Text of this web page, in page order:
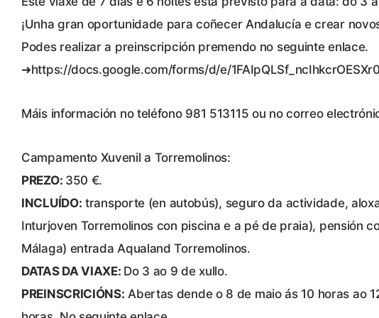
¡Unha gran oportunidade para coñecer Andalucía e crear
Podes realizar a preinscripción premendo no seguinte enlace.
➜https://docs.google.com/forms/d/e/
Máis información no teléfono 981 513115 ou no correo
Campamento Xuvenil a Torremolinos:
PREZO: 350 €.
INCLUÍDO: transporte (en autobús), seguro da actividade,
Inturjoven Torremolinos con piscina e a pé de praia), pensión
Málaga) entrada Aqualand Torremolinos.
DATAS DA VIAXE: Do 3 ao 9 de xullo.
PREINSCRICIÓNS: Abertas dende o 8 de maio ás 10 horas ao